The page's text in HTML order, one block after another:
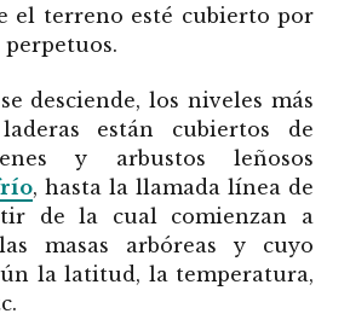
el terreno esté cubierto por
desciende, los niveles más
están cubiertos de
y arbustos leñosos
, hasta la llamada línea de
de la cual comienzan a
masas arbóreas y cuyo
la latitud, la temperatura,